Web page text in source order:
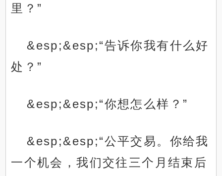
里？”
&esp;&esp;“告诉你我有什么好
处？”
&esp;&esp;“你想怎么样？”
&esp;&esp;“公平交易。你给我
一个机会，我们交往三个月结束后